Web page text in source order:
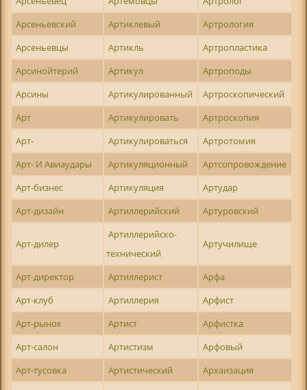
Арсеньевский
Артиклевый
Артрология
Арсеньевцы
Артикль
Артропластика
Арсинойтерий
Артикул
Артроподы
Арсины
Артикулированный
Артроскопический
Арт
Артикулировать
Артроскопия
Арт-
Артикулироваться
Артротомия
Арт- И Авиаудары
Артикуляционный
Артсопровождение
Арт-бизнес
Артикуляция
Артудар
Арт-дизайн
Артиллерийский Артуровский
Арт-дилер
Артиллерийско-
технический
Артучилище
Арт-директор Артиллерист
Арфа
Арт-клуб
Артиллерия
Арфист
Арт-рынок
Артист
Арфистка
Арт-салон
Артистизм
Арфовый
Арт-тусовка
Артистический
Архаизация